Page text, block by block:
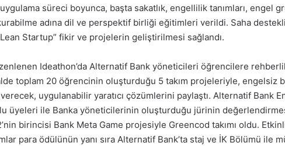
süreci boyunca, başta sakatlık, engellilik tanımları, engel
adına dil ve perspektif birliği eğitimleri verildi. Saha
Startup” fikir ve projelerin geliştirilmesi sağlandı.
Ideathon’da Alternatif Bank yöneticileri öğrencilere
toplam 20 öğrencinin oluşturduğu 5 takım projeleriyle, engelsiz
uygulanabilir yaratıcı çözümlerini paylaştı. Alternatif Bank
üyeleri ile Banka yöneticilerinin oluşturduğu jürinin
birincisi Bank Meta Game projesiyle Greencod takımı oldu.
para ödülünün yanı sıra Alternatif Bank’ta staj ve İK Bölümü ile